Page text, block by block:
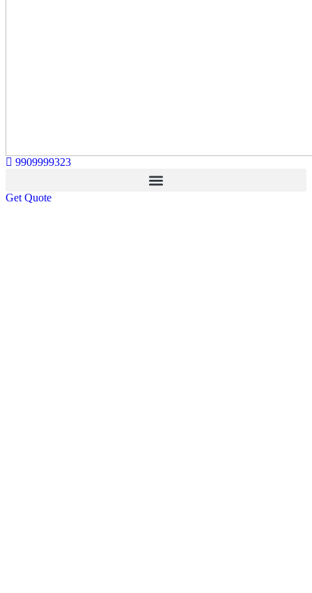
9909999323
Get Quote